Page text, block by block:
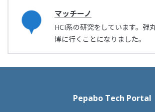
マッチーノ
HCI系の研究をしています。弾
博に行くことになりました。
Pepabo Tech Portal